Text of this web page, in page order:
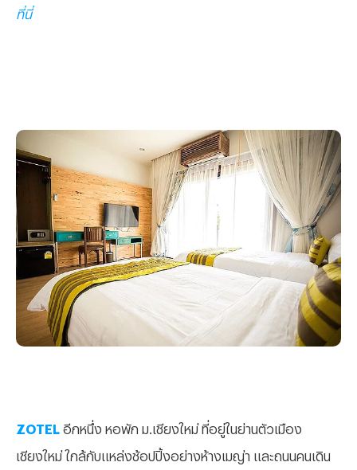
ที่นี่
ZOTEL อีกหนึ่ง หอพัก ม.เชียงใหม่ ที่อยู่ในย่านตัวเมือง
เชียงใหม่ ใกล้กับแหล่งช้อปปิ้งอย่างห้างเมญ่า และถนนคนเดิน